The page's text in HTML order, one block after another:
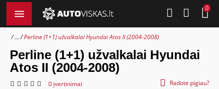
0
... Perline (1+1) užvalkalai Hyundai Atos II (2004-2008)
Perline (1+1) užvalkalai Hyundai
Atos II (2004-2008)
0 įvertinimai Radote pigiau?